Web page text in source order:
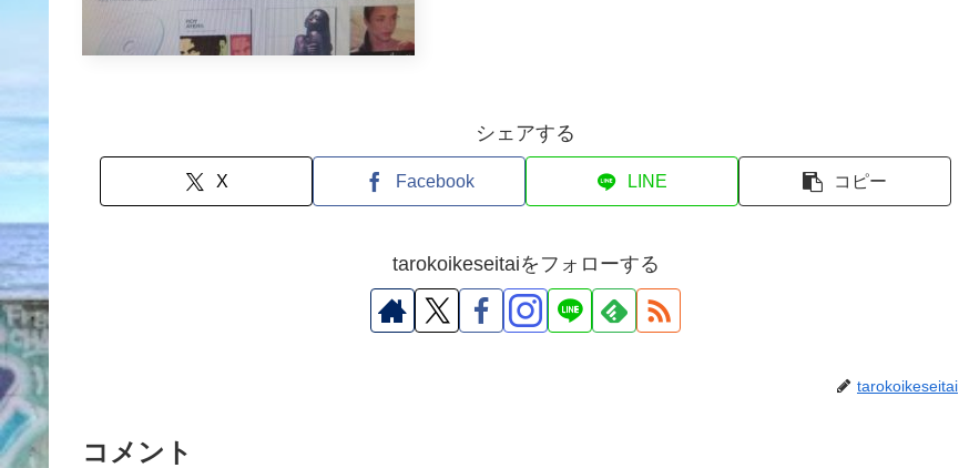
シェアする
X Facebook LINE コピー
tarokoikeseitaiをフォローする
tarokoikeseitai
コメント